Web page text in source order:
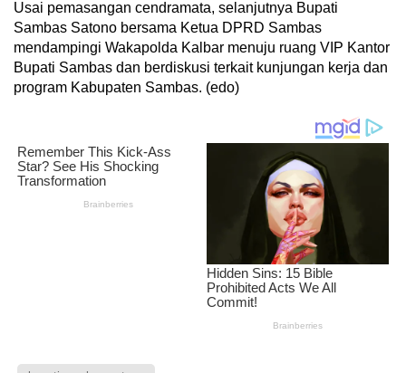
Usai pemasangan cendramata, selanjutnya Bupati
Sambas Satono bersama Ketua DPRD Sambas
mendampingi Wakapolda Kalbar menuju ruang VIP Kantor
Bupati Sambas dan berdiskusi terkait kunjungan kerja dan
program Kabupaten Sambas. (edo)